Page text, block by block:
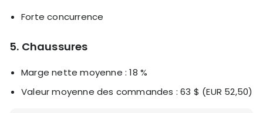
Forte concurrence
5. Chaussures
Marge nette moyenne : 18 %
Valeur moyenne des commandes : 63 $ (EUR 52,50)